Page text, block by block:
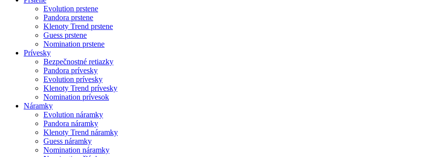
Evolution prstene
Pandora prstene
Klenoty Trend prstene
Guess prstene
Nomination prstene
Prívesky
Bezpečnostné retiazky
Pandora prívesky
Evolution prívesky
Klenoty Trend prívesky
Nomination prívesok
Náramky
Evolution náramky
Pandora náramky
Klenoty Trend náramky
Guess náramky
Nomination náramky